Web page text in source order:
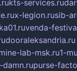
kts-services.ru
x-legion.rusib-
venda-
dooraleksandria.ru
lab-msk.ru1-
damn.rupurse-